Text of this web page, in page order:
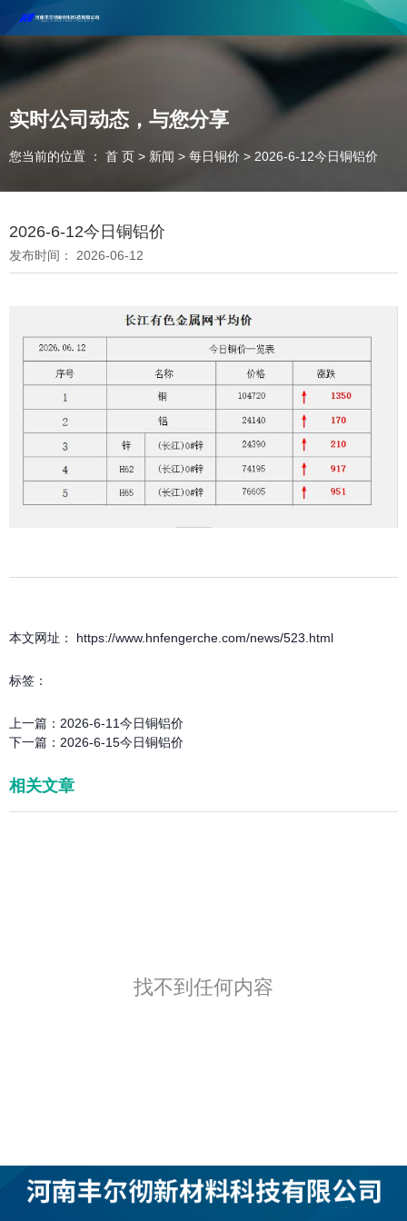
河南丰尔彻新材料科技有限公司欢迎合作咨询！
联系电话：18037947756
实时公司动态，与您分享
您当前的位置 ： 首 页 > 新闻 > 每日铜价 > 2026-6-12今日铜铝价
2026-6-12今日铜铝价
发布时间： 2026-06-12
本文网址： https://www.hnfengerche.com/news/523.html
标签：
上一篇： 2026-6-11今日铜铝价
下一篇： 2026-6-15今日铜铝价
相关文章
找不到任何内容